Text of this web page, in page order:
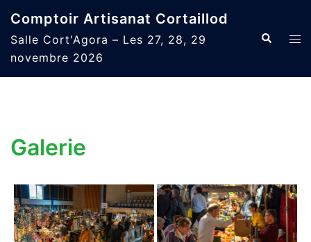
contenu
Comptoir Artisanat Cortaillod
Salle Cort'Agora – Les 27, 28, 29
novembre 2026
Galerie